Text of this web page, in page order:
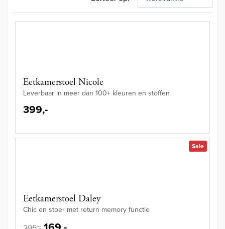
Eetkamerstoel Nicole
Leverbaar in meer dan 100+ kleuren en stoffen
399,-
Sale
Eetkamerstoel Daley
Chic en stoer met return memory functie